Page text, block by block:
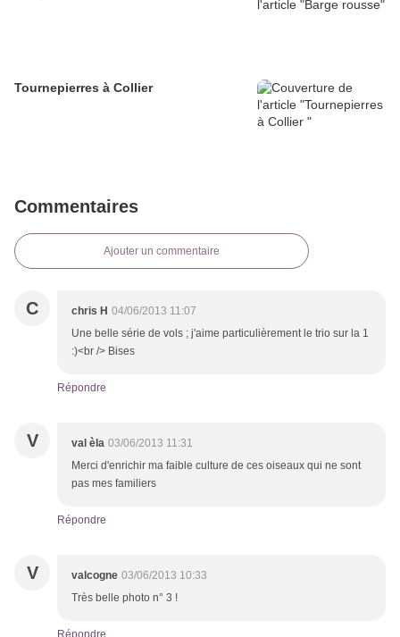
Tournepierres à Collier
Commentaires
Ajouter un commentaire
C chris H 04/06/2013 11:07
Une belle série de vols ; j'aime particulièrement le trio sur la 1
:)<br /> Bises
Répondre
V val èla 03/06/2013 11:31
Merci d'enrichir ma faible culture de ces oiseaux qui ne sont
pas mes familiers
Répondre
V valcogne 03/06/2013 10:33
Très belle photo n° 3 !
Répondre